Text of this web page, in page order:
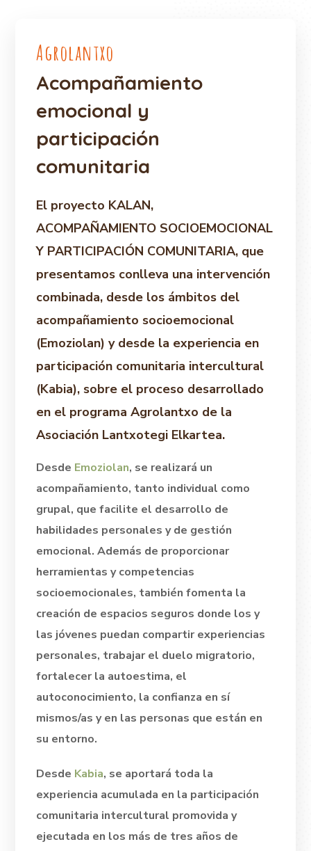
Agrolantxo
Acompañamiento
emocional y
participación
comunitaria
El proyecto KALAN,
ACOMPAÑAMIENTO SOCIOEMOCIONAL
Y PARTICIPACIÓN COMUNITARIA, que
presentamos conlleva una intervención
combinada, desde los ámbitos del
acompañamiento socioemocional
(Emoziolan) y desde la experiencia en
participación comunitaria intercultural
(Kabia), sobre el proceso desarrollado
en el programa Agrolantxo de la
Asociación Lantxotegi Elkartea.
Desde Emoziolan, se realizará un
acompañamiento, tanto individual como
grupal, que facilite el desarrollo de
habilidades personales y de gestión
emocional. Además de proporcionar
herramientas y competencias
socioemocionales, también fomenta la
creación de espacios seguros donde los y
las jóvenes puedan compartir experiencias
personales, trabajar el duelo migratorio,
fortalecer la autoestima, el
autoconocimiento, la confianza en sí
mismos/as y en las personas que están en
su entorno.
Desde Kabia, se aportará toda la
experiencia acumulada en la participación
comunitaria intercultural promovida y
ejecutada en los más de tres años de